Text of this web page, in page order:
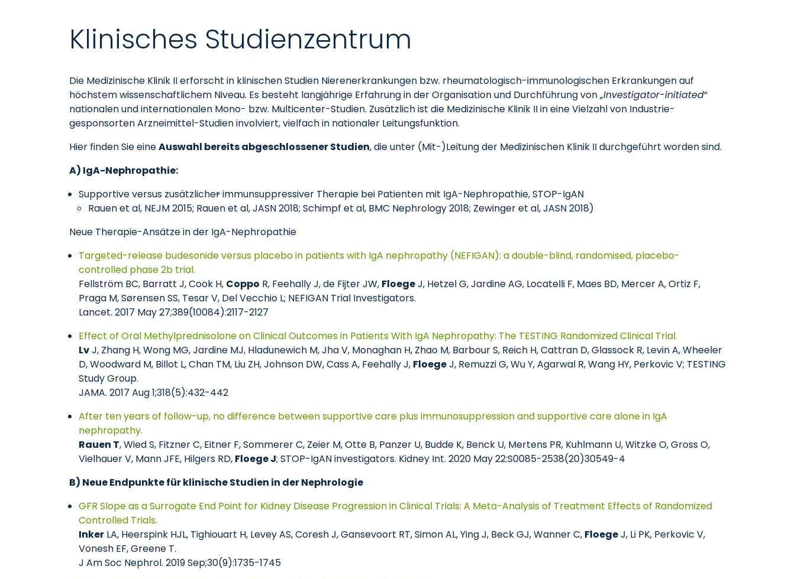
Klinisches Studienzentrum
Die Medizinische Klinik II erforscht in klinischen Studien Nierenerkrankungen bzw. rheumatologisch-immunologischen Erkrankungen auf
höchstem wissenschaftlichem Niveau. Es besteht langjährige Erfahrung in der Organisation und Durchführung von „Investigator-initiated“
nationalen und internationalen Mono- bzw. Multicenter-Studien. Zusätzlich ist die Medizinische Klinik II in eine Vielzahl von Industrie-
gesponsorten Arzneimittel-Studien involviert, vielfach in nationaler Leitungsfunktion.
Hier finden Sie eineAuswahl bereits abgeschlossener Studien, die unter (Mit-)Leitung der Medizinischen Klinik II durchgeführt worden sind.
A) IgA-Nephropathie:
Supportive versus zusätzlicherimmunsuppressiver Therapie bei Patienten mit IgA-Nephropathie, STOP-IgAN
Rauen et al, NEJM 2015; Rauen et al, JASN 2018; Schimpf et al, BMC Nephrology 2018; Zewinger et al, JASN 2018)
Neue Therapie-Ansätze in der IgA-Nephropathie
Targeted-release budesonide versus placebo in patients with IgA nephropathy (NEFIGAN): a double-blind, randomised, placebo-
controlled phase 2b trial.
Fellström BC, Barratt J, Cook H, Coppo R, Feehally J, de Fijter JW, FloegeJ, Hetzel G, Jardine AG, Locatelli F, Maes BD, Mercer A, Ortiz F,
Praga M, Sørensen SS, Tesar V, Del Vecchio L; NEFIGAN Trial Investigators.
Lancet. 2017 May 27;389(10084):2117-2127
Effect of Oral Methylprednisolone on Clinical Outcomes in Patients With IgA Nephropathy: The TESTING Randomized Clinical Trial.
LvJ, Zhang H, Wong MG, Jardine MJ, Hladunewich M, Jha V, Monaghan H, Zhao M, Barbour S, Reich H, Cattran D, Glassock R, Levin A, Wheeler
D, Woodward M, Billot L, Chan TM, Liu ZH, Johnson DW, Cass A, Feehally J, FloegeJ, Remuzzi G, Wu Y, Agarwal R, Wang HY, Perkovic V; TESTING
Study Group.
JAMA. 2017 Aug 1;318(5):432-442
After ten years of follow-up, no difference between supportive care plus immunosuppression and supportive care alone in IgA
nephropathy.
Rauen T, Wied S, Fitzner C, Eitner F, Sommerer C, Zeier M, Otte B, Panzer U, Budde K, Benck U, Mertens PR, Kuhlmann U, Witzke O, Gross O,
Vielhauer V, Mann JFE, Hilgers RD, Floege J; STOP-IgAN investigators. Kidney Int. 2020 May 22:S0085-2538(20)30549-4
B) Neue Endpunkte für klinische Studien in der Nephrologie
GFR Slope as a Surrogate End Point for Kidney Disease Progression in Clinical Trials: A Meta-Analysis of Treatment Effects of Randomized
Controlled Trials.
Inker LA, Heerspink HJL, Tighiouart H, Levey AS, Coresh J, Gansevoort RT, Simon AL, Ying J, Beck GJ, Wanner C, FloegeJ, Li PK, Perkovic V,
Vonesh EF, Greene T.
J Am Soc Nephrol. 2019 Sep;30(9):1735-1745